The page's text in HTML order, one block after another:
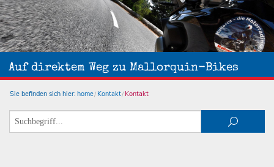
Auf direktem Weg zu Mallorquin-Bikes
Sie befinden sich hier: home Kontakt Kontakt